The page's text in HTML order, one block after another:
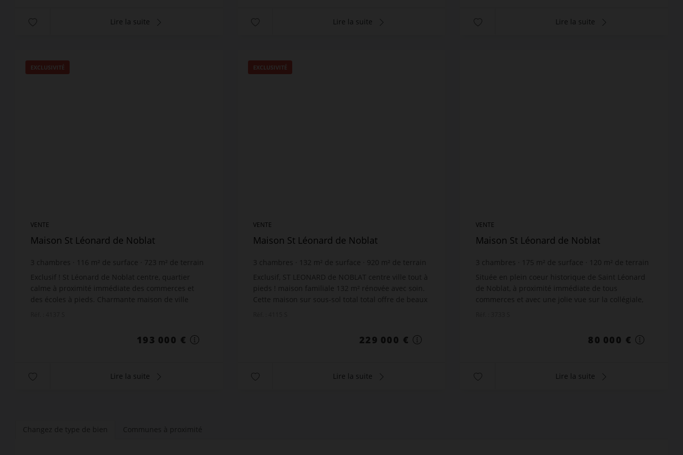
Lire la suite Lire la suite Lire la suite
EXCLUSIVITÉ
VENTE
Maison St Léonard de Noblat
3 chambres 116 m² de surface 723 m² de terrain
1 663,79 €
prix / m²
Exclusif ! St Léonard de Noblat centre, quartier
calme à proximité immédiate des commerces et
des écoles à pieds. Charmante maison de ville
193 000 €
Lire la suite
EXCLUSIVITÉ
VENTE
Maison St Léonard de Noblat
3 chambres 132 m² de surface 920 m² de terrain
1 734,85 €
prix / m²
Exclusif, ST LEONARD de NOBLAT centre ville tout à
pieds ! maison familiale 132 m² rénovée avec soin.
Cette maison sur sous-sol total total offre de beaux
229 000 €
Lire la suite
VENTE
Maison St Léonard de Noblat
3 chambres 175 m² de surface 120 m² de terrain
457,14 € prix / m²
Située en plein coeur historique de Saint Léonard
de Noblat, à proximité immédiate de tous
commerces et avec une jolie vue sur la collégiale,
80 000 €
Lire la suite
Changez de type de bien Communes à proximité